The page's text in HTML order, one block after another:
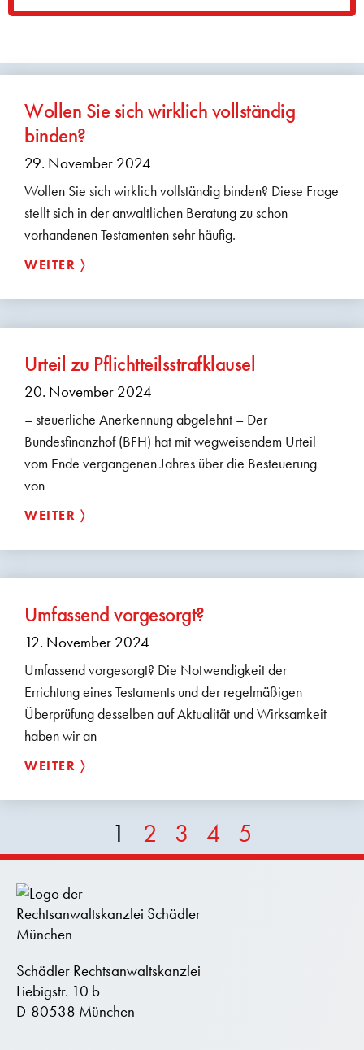
Wollen Sie sich wirklich vollständig
binden?
29. November 2024
Wollen Sie sich wirklich vollständig binden? Diese Frage
stellt sich in der anwaltlichen Beratung zu schon
vorhandenen Testamenten sehr häufig.
WEITER 〉
Urteil zu Pflichtteilsstrafklausel
20. November 2024
– steuerliche Anerkennung abgelehnt – Der
Bundesfinanzhof (BFH) hat mit wegweisendem Urteil
vom Ende vergangenen Jahres über die Besteuerung
von
WEITER 〉
Umfassend vorgesorgt?
12. November 2024
Umfassend vorgesorgt? Die Notwendigkeit der
Errichtung eines Testaments und der regelmäßigen
Überprüfung desselben auf Aktualität und Wirksamkeit
haben wir an
WEITER 〉
1 2 3 4 5
Schädler Rechtsanwaltskanzlei
Liebigstr. 10 b
D-80538 München